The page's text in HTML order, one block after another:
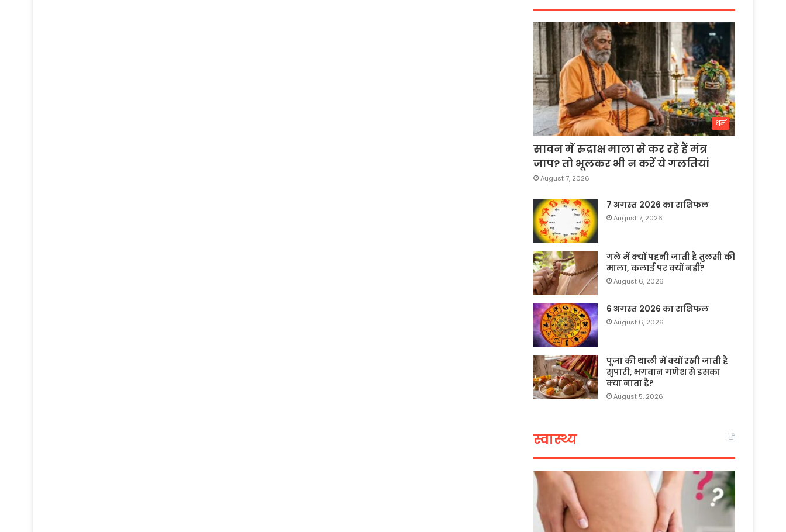
धर्म
सावन में रुद्राक्ष माला से कर रहे हैं मंत्र
जाप? तो भूलकर भी न करें ये गलतियां
August 7, 2026
7 अगस्त 2026 का राशिफल
August 7, 2026
गले में क्यों पहनी जाती है तुलसी की
माला, कलाई पर क्यों नहीं?
August 6, 2026
6 अगस्त 2026 का राशिफल
August 6, 2026
पूजा की थाली में क्यों रखी जाती है
सुपारी, भगवान गणेश से इसका
क्या नाता है?
August 5, 2026
स्वास्थ्य